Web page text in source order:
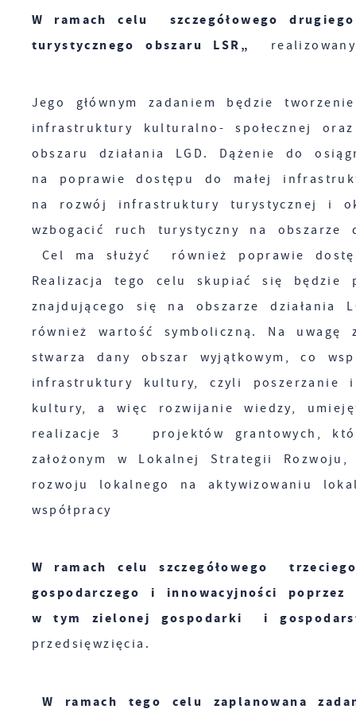
W ramach celu szczegółowego
turystycznego obszaru LSR„
Jego głównym zadaniem będzie
infrastruktury kulturalno- społecznej
obszaru działania LGD. Dążenie do
na poprawie dostępu do małej
na rozwój infrastruktury turystycznej i
wzbogacić ruch turystyczny na obszarze
Cel ma służyć również poprawie
Realizacja tego celu skupiać się będzie
znajdującego się na obszarze działania
również wartość symboliczną. Na
stwarza dany obszar wyjątkowym, co
infrastruktury kultury, czyli poszerzanie i
kultury, a więc rozwijanie wiedzy,
realizacje 3 projektów grantowych,
założonym w Lokalnej Strategii
rozwoju lokalnego na aktywizowaniu
współpracy
W ramach celu szczegółowego
gospodarczego i innowacyjności
w tym zielonej gospodarki i
przedsięwzięcia.
W ramach tego celu zaplanowana